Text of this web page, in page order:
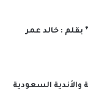
بقلم : خالد عمر
السعودية